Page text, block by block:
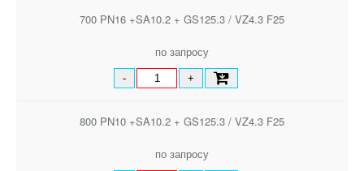
700 PN16 +SA10.2 + GS125.3 / VZ4.3 F25
по запросу
- +
800 PN10 +SA10.2 + GS125.3 / VZ4.3 F25
по запросу